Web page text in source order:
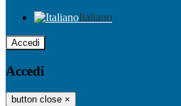
Italiano
Accedi
Accedi
button close ×